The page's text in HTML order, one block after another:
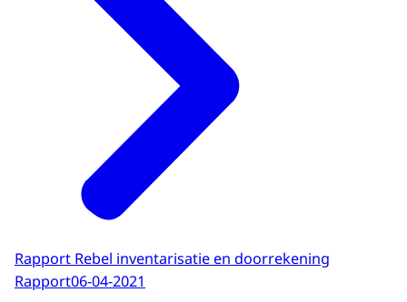
Rapport Rebel inventarisatie en doorrekening
Rapport06-04-2021